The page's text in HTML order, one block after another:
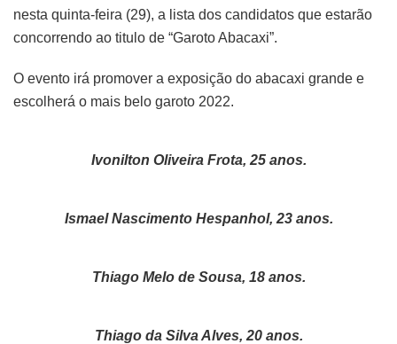
nesta quinta-feira (29), a lista dos candidatos que estarão
concorrendo ao titulo de “Garoto Abacaxi”.
O evento irá promover a exposição do abacaxi grande e
escolherá o mais belo garoto 2022.
Ivonilton Oliveira Frota, 25 anos.
Ismael Nascimento Hespanhol, 23 anos.
Thiago Melo de Sousa, 18 anos.
Thiago da Silva Alves, 20 anos.